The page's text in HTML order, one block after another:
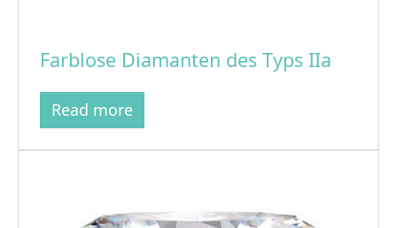
Farblose Diamanten des Typs IIa
Read more